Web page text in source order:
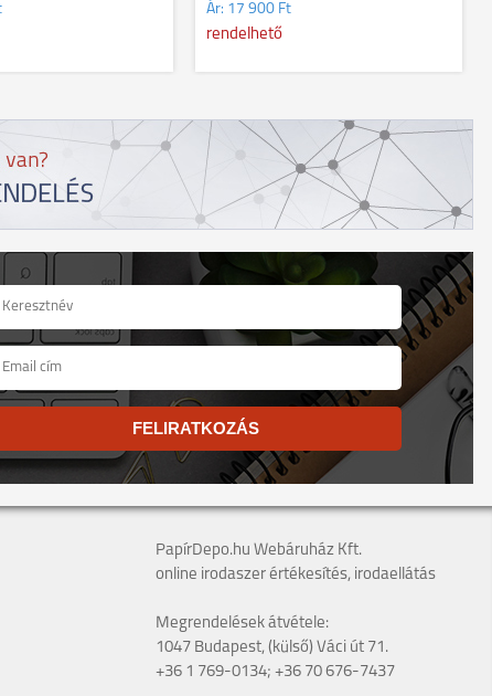
Ár: 17 900 Ft
rendelhető
FELIRATKOZÁS
PapírDepo.hu Webáruház Kft.
online irodaszer értékesítés, irodaellátás
Megrendelések átvétele:
1047 Budapest, (külső) Váci út 71.
+36 1 769-0134; +36 70 676-7437